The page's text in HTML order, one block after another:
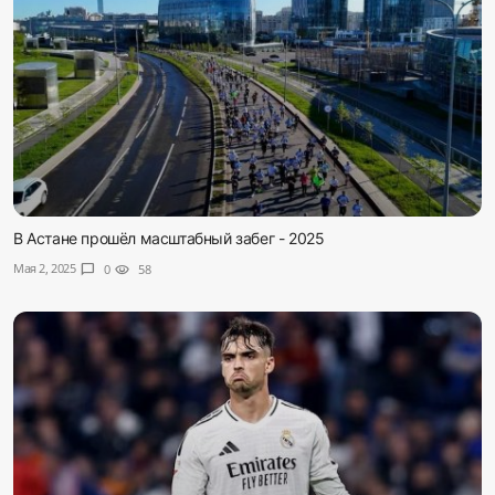
В Астане прошёл масштабный забег - 2025
Мая 2, 2025 chat_bubble 0 visibility 58